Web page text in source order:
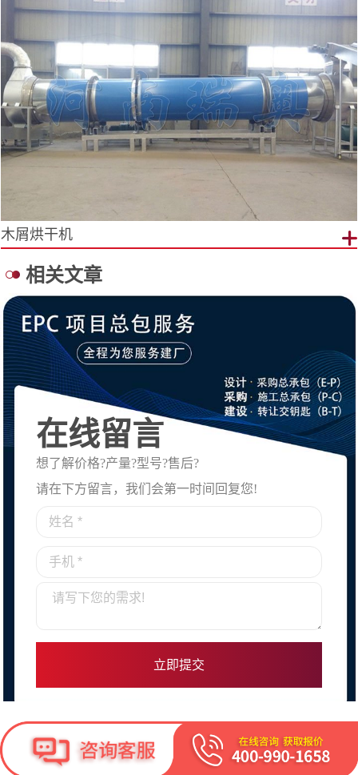
木屑烘干机
相关文章
在线留言
想了解价格?产量?型号?售后?
请在下方留言，我们会第一时间回复您!